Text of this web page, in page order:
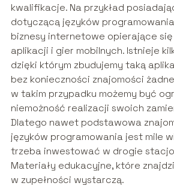
kwalifikacje. Na przykład
dotyczącą języków
biznesy internetowe opierające
aplikacji i gier mobilnych. Istnieje
dzięki którym zbudujemy taką
bez konieczności znajomości
w takim przypadku możemy być
niemożność realizacji swoich
Dlatego nawet podstawowa
języków programowania jest mile
trzeba inwestować w drogie
Materiały edukacyjne, które
w zupełności wystarczą.